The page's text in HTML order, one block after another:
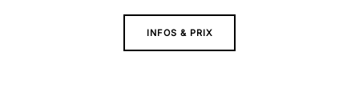
INFOS & PRIX